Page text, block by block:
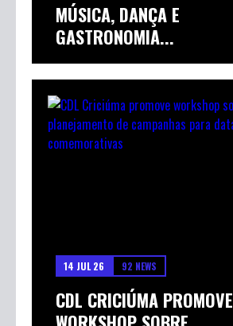
MÚSICA, DANÇA E
GASTRONOMIA...
14 JUL 26 92 NEWS
CDL CRICIÚMA PROMOVE